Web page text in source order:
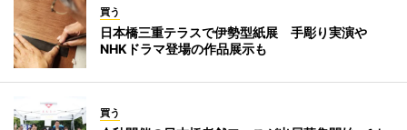
買う
日本橋三重テラスで伊勢型紙展 手彫り実演や
NHKドラマ登場の作品展示も
買う